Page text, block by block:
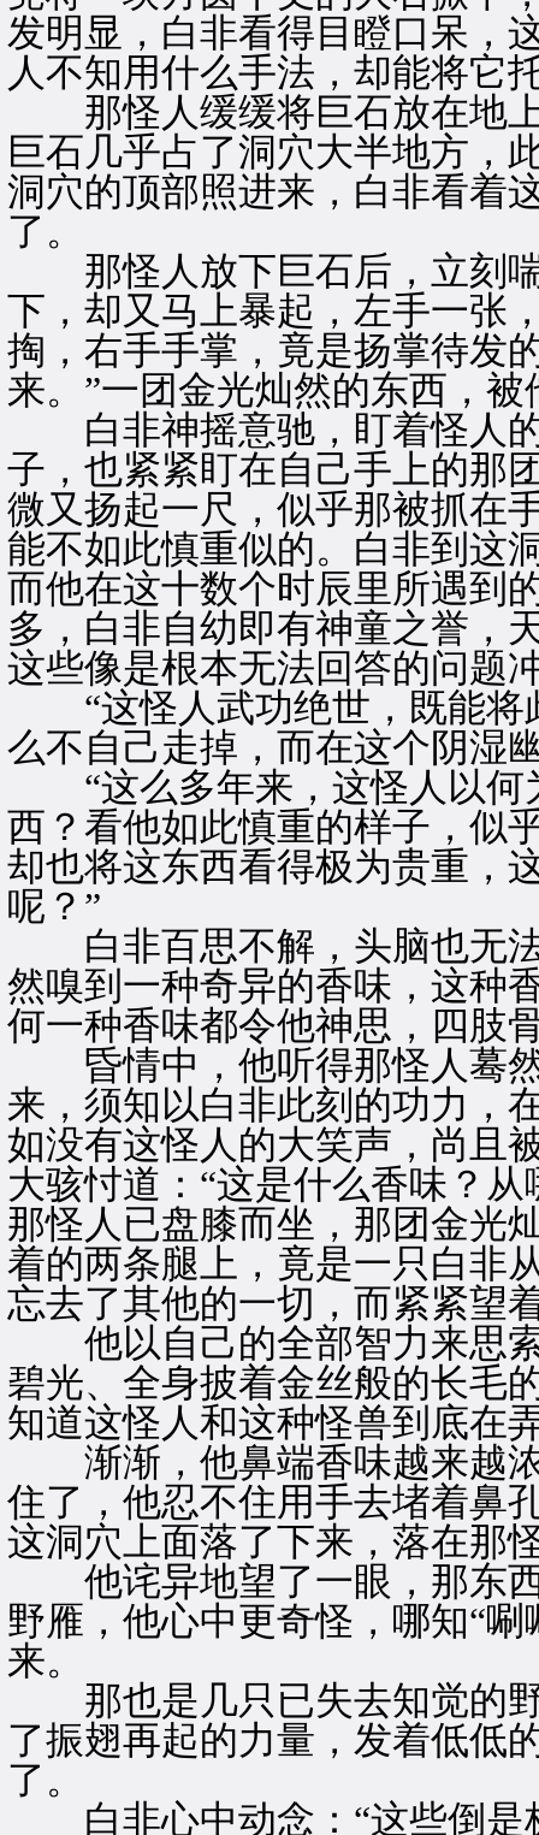
发明显，白非看得目瞪口呆，
人不知用什么手法，却能将它
那怪人缓缓将巨石放在地上
巨石几乎占了洞穴大半地方，
洞穴的顶部照进来，白非看着
了。
那怪人放下巨石后，立刻喘
下，却又马上暴起，左手一张
掏，右手手掌，竟是扬掌待发
来。”一团金光灿然的东西，
白非神摇意驰，盯着怪人的
子，也紧紧盯在自己手上的那
微又扬起一尺，似乎那被抓在
能不如此慎重似的。白非到这
而他在这十数个时辰里所遇到
多，白非自幼即有神童之誉，
这些像是根本无法回答的问题
“这怪人武功绝世，既能将
么不自己走掉，而在这个阴湿
“这么多年来，这怪人以何
西？看他如此慎重的样子，似
却也将这东西看得极为贵重，
呢？”
白非百思不解，头脑也无法
然嗅到一种奇异的香味，这种
何一种香味都令他神思，四肢
昏情中，他听得那怪人蓦然
来，须知以白非此刻的功力，
如没有这怪人的大笑声，尚且
大骇忖道：“这是什么香味？
那怪人已盘膝而坐，那团金光
着的两条腿上，竟是一只白非
忘去了其他的一切，而紧紧望
他以自己的全部智力来思索
碧光、全身披着金丝般的长毛
知道这怪人和这种怪兽到底在
渐渐，他鼻端香味越来越浓
住了，他忍不住用手去堵着鼻
这洞穴上面落了下来，落在那
他诧异地望了一眼，那东西
野雁，他心中更奇怪，哪知“
来。
那也是几只已失去知觉的野
了振翅再起的力量，发着低低
了。
白非心中动念：“这些倒是